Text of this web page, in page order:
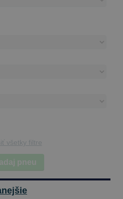
všetky filtre
pneu